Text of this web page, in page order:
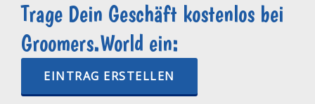
Trage Dein Geschäft kostenlos bei
Groomers.World ein:
EINTRAG ERSTELLEN